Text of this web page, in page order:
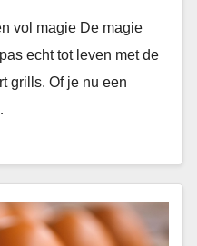
vol magie De magie
echt tot leven met de
grills. Of je nu een